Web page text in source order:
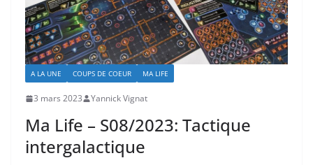
A LA UNE COUPS DE COEUR MA LIFE
3 mars 2023 Yannick Vignat
Ma Life – S08/2023: Tactique
intergalactique